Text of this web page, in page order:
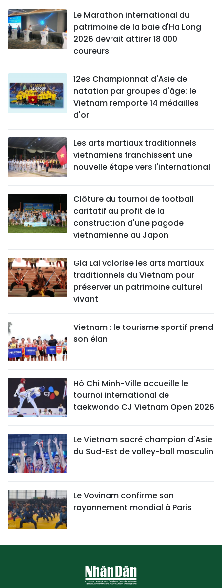
Le Marathon international du
patrimoine de la baie d'Ha Long
2026 devrait attirer 18 000
coureurs
12es Championnat d'Asie de
natation par groupes d'âge: le
Vietnam remporte 14 médailles
d'or
Les arts martiaux traditionnels
vietnamiens franchissent une
nouvelle étape vers l'international
Clôture du tournoi de football
caritatif au profit de la
construction d'une pagode
vietnamienne au Japon
Gia Lai valorise les arts martiaux
traditionnels du Vietnam pour
préserver un patrimoine culturel
vivant
Vietnam : le tourisme sportif prend
son élan
Hô Chi Minh-Ville accueille le
tournoi international de
taekwondo CJ Vietnam Open 2026
Le Vietnam sacré champion d'Asie
du Sud-Est de volley-ball masculin
Le Vovinam confirme son
rayonnement mondial à Paris